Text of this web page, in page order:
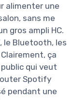
alimenter une
sans me
gros ampli HC.
le Bluetooth, les
ça
qui veut
Spotify
pendant une